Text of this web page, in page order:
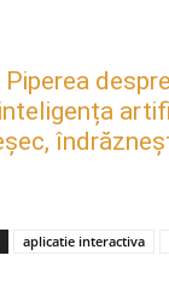
Piperea
aplicatie interactiva